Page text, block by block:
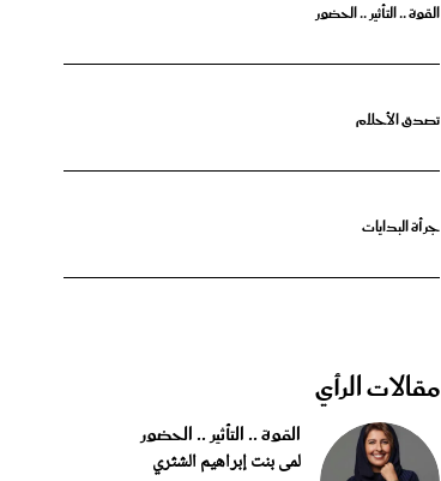
القوة .. التأثير .. الحضور
تصدق الأحلام
جرأة البدايات
مقالات الرأي
القوة .. التأثير .. الحضور
لمى بنت إبراهيم الشثري